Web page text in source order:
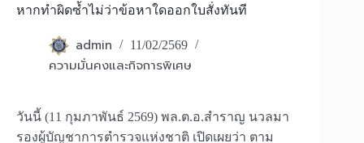
หากทำผิดซ้ำไม่ว่าข้อหาใดออกใบสั่งทันที
admin 11/02/2569
ความมั่นคงและกิจการพิเศษ
วันนี้ (11 กุมภาพันธ์ 2569) พล.ต.อ.สำราญ นวลมา
รองผู้บัญชาการตำรวจแห่งชาติ เปิดเผยว่า ตาม